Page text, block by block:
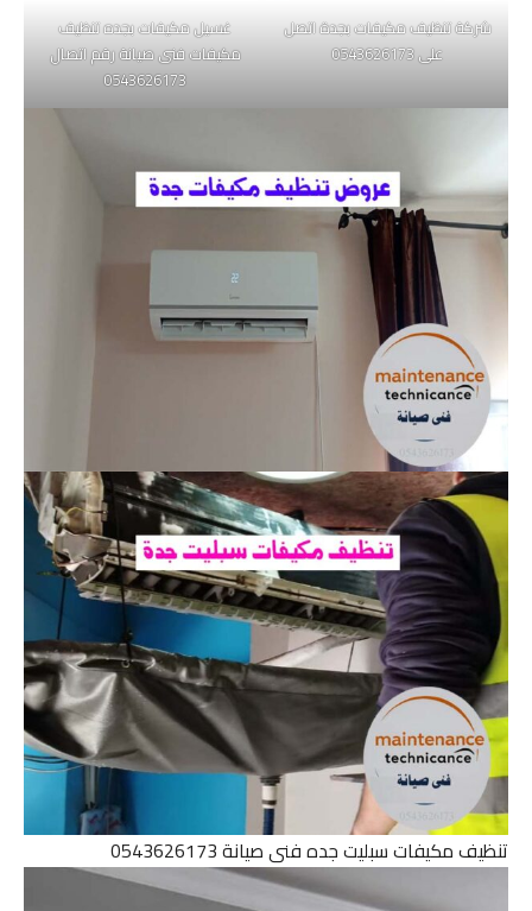
شركة تنظيف مكيفات بجدة اتصل
على 0543626173
غسيل مكيفات بجده تنظيف
مكيفات فنى صيانة رقم اتصال
0543626173
تنظيف مكيفات سبليت جده فنى صيانة 0543626173